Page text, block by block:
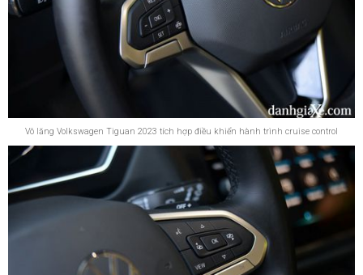
Vô lăng Volkswagen Tiguan 2023 tích hợp điều khiển hành trình cruise control